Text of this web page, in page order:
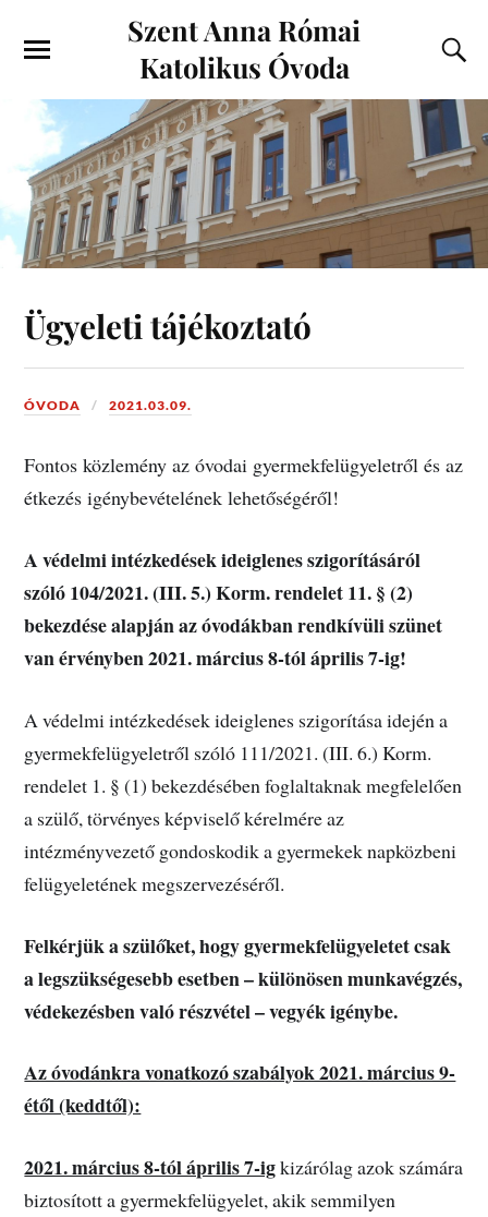
Szent Anna Római
Katolikus Óvoda
Ügyeleti tájékoztató
ÓVODA 2021.03.09.
Fontos közlemény az óvodai gyermekfelügyeletről és az
étkezés igénybevételének lehetőségéről!
A védelmi intézkedések ideiglenes szigorításáról
szóló 104/2021. (III. 5.) Korm. rendelet 11. § (2)
bekezdése alapján az óvodákban rendkívüli szünet
van érvényben 2021. március 8-tól április 7-ig!
A védelmi intézkedések ideiglenes szigorítása idején a
gyermekfelügyeletről szóló 111/2021. (III. 6.) Korm.
rendelet 1. § (1) bekezdésében foglaltaknak megfelelően
a szülő, törvényes képviselő kérelmére az
intézményvezető gondoskodik a gyermekek napközbeni
felügyeletének megszervezéséről.
Felkérjük a szülőket, hogy gyermekfelügyeletet csak
a legszükségesebb esetben – különösen munkavégzés,
védekezésben való részvétel – vegyék igénybe.
Az óvodánkra vonatkozó szabályok 2021. március 9-
étől (keddtől):
2021. március 8-tól április 7-igkizárólag azok számára
biztosított a gyermekfelügyelet, akik semmilyen